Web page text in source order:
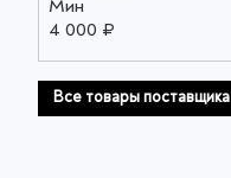
Мин
4 000 ₽
Все товары поставщика